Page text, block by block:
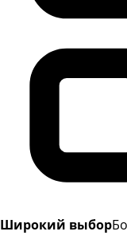
Широкий выбор